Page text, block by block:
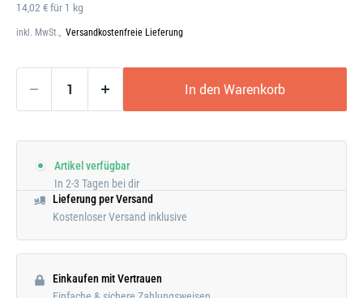
14,02 € für 1 kg
inkl. MwSt., Versandkostenfreie Lieferung
In den Warenkorb
Artikel verfügbar
In 2-3 Tagen bei dir
Lieferung per Versand
Kostenloser Versand inklusive
Einkaufen mit Vertrauen